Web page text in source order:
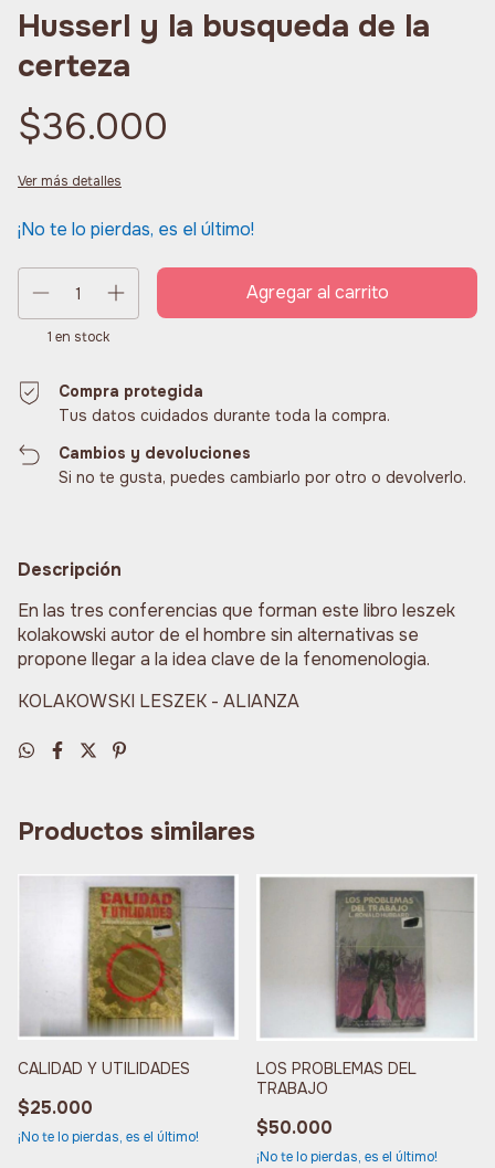
Husserl y la busqueda de la
certeza
$36.000
Ver más detalles
¡No te lo pierdas, es el último!
1 en stock
Compra protegida
Tus datos cuidados durante toda la compra.
Cambios y devoluciones
Si no te gusta, puedes cambiarlo por otro o devolverlo.
Descripción
En las tres conferencias que forman este libro leszek
kolakowski autor de el hombre sin alternativas se
propone llegar a la idea clave de la fenomenologia.
KOLAKOWSKI LESZEK - ALIANZA
Productos similares
CALIDAD Y UTILIDADES
$25.000
¡No te lo pierdas, es el último!
LOS PROBLEMAS DEL
TRABAJO
$50.000
¡No te lo pierdas, es el último!